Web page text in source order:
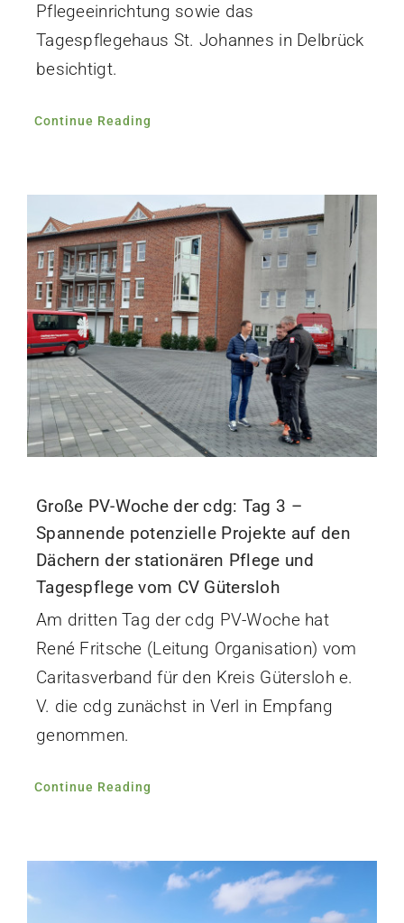
Pflegeeinrichtung sowie das
Tagespflegehaus St. Johannes in Delbrück
besichtigt.
Continue Reading
Große PV-Woche der cdg: Tag 3 –
Spannende potenzielle Projekte auf den
Dächern der stationären Pflege und
Tagespflege vom CV Gütersloh
Am dritten Tag der cdg PV-Woche hat
René Fritsche (Leitung Organisation) vom
Caritasverband für den Kreis Gütersloh e.
V. die cdg zunächst in Verl in Empfang
genommen.
Continue Reading